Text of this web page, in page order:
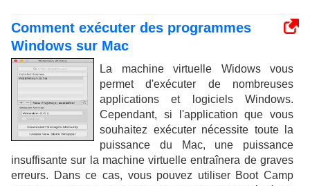
Comment exécuter des programmes
Windows sur Mac
La machine virtuelle Widows vous
permet d'exécuter de nombreuses
applications et logiciels Windows.
Cependant, si l'application que vous
souhaitez exécuter nécessite toute la
puissance du Mac, une puissance
insuffisante sur la machine virtuelle entraînera de graves
erreurs. Dans ce cas, vous pouvez utiliser Boot Camp